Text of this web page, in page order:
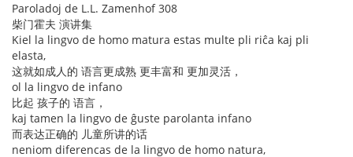
Paroladoj de L.L. Zamenhof 308
柴门霍夫 演讲集
Kiel la lingvo de homo matura estas multe pli riĉa kaj pli
elasta,
这就如成人的 语言更成熟 更丰富和 更加灵活，
ol la lingvo de infano
比起 孩子的 语言，
kaj tamen la lingvo de ĝuste parolanta infano
而表达正确的 儿童所讲的话
neniom diferencas de la lingvo de homo natura,